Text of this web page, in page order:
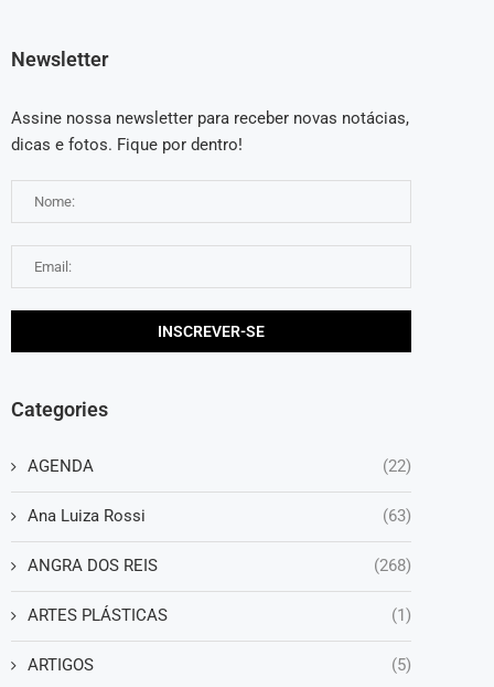
Newsletter
Assine nossa newsletter para receber novas notácias,
dicas e fotos. Fique por dentro!
Categories
AGENDA (22)
Ana Luiza Rossi (63)
ANGRA DOS REIS (268)
ARTES PLÁSTICAS (1)
ARTIGOS (5)